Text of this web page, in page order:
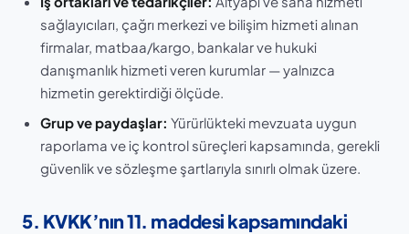
sağlayıcıları, çağrı merkezi ve bilişim hizmeti alınan
firmalar, matbaa/kargo, bankalar ve hukuki
danışmanlık hizmeti veren kurumlar — yalnızca
hizmetin gerektirdiği ölçüde.
Grup ve paydaşlar: Yürürlükteki mevzuata uygun
raporlama ve iç kontrol süreçleri kapsamında, gerekli
güvenlik ve sözleşme şartlarıyla sınırlı olmak üzere.
5. KVKK’nın 11. maddesi kapsamındaki